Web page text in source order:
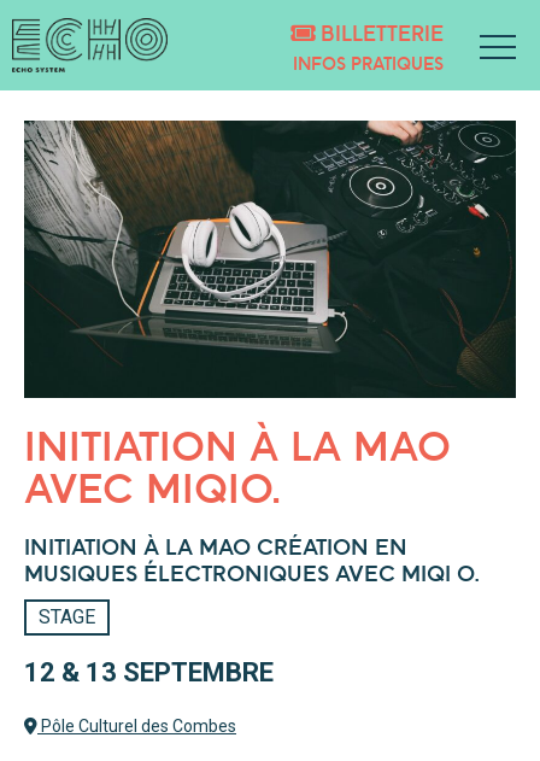
BILLETTERIE
INFOS PRATIQUES
INITIATION À LA MAO
AVEC MIQIO.
INITIATION À LA MAO CRÉATION EN
MUSIQUES ÉLECTRONIQUES AVEC MIQI O.
STAGE
12 & 13 SEPTEMBRE
Pôle Culturel des Combes